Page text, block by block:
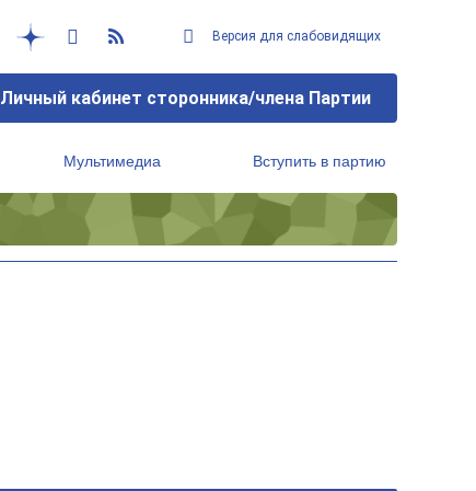
Версия для слабовидящих
Личный кабинет сторонника/члена Партии
Мультимедиа Вступить в партию